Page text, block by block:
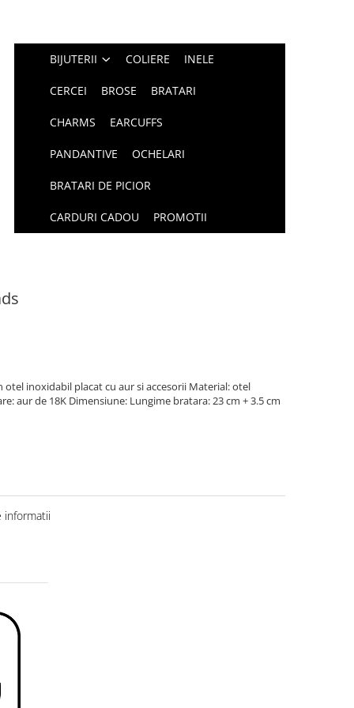
BIJUTERII COLIERE INELE
CERCEI BROSE BRATARI
CHARMS EARCUFFS
PANDANTIVE OCHELARI
BRATARI DE PICIOR
CARDURI CADOU PROMOTII
inoxidabil placat cu aur si accesorii Material: otel
aur de 18K Dimensiune: Lungime bratara: 23 cm + 3.5 cm
informatii